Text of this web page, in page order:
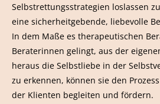
Selbstrettungsstrategien loslassen
eine sicherheitgebende, liebevolle
In dem Maße es therapeutischen
Beraterinnen gelingt, aus der
heraus die Selbstliebe in der
zu erkennen, können sie den
der Klienten begleiten und fördern.